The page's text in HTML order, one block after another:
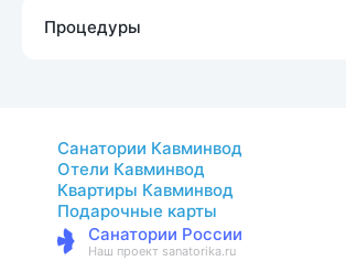
Процедуры
Санатории Кавминвод
Отели Кавминвод
Квартиры Кавминвод
Подарочные карты
Санатории России
Наш проект sanatorika.ru